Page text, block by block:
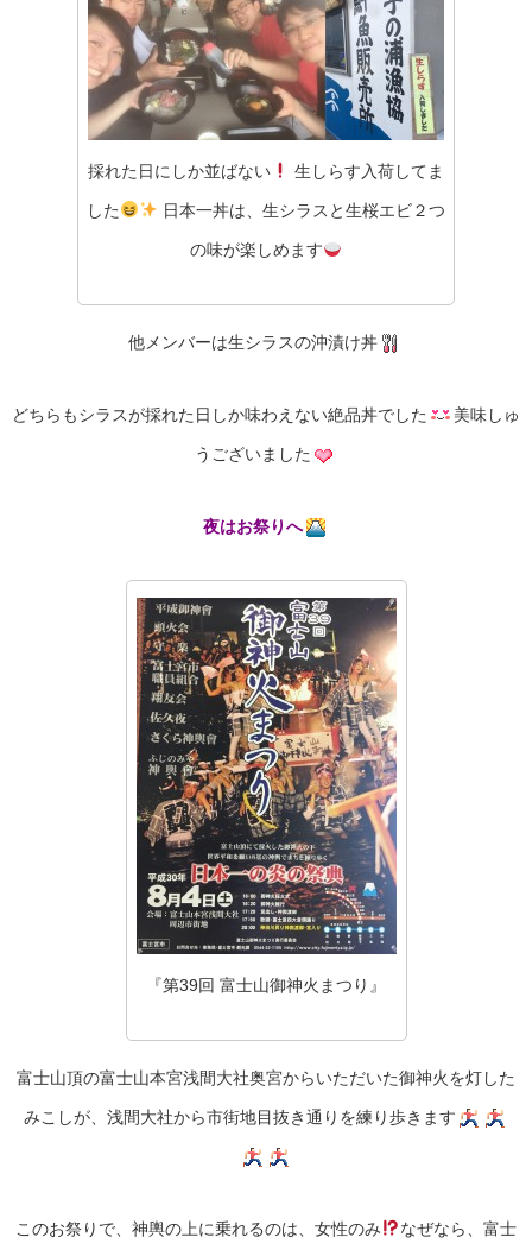
採れた日にしか並ばない 生しらす入荷してま
した 日本一丼は、生シラスと生桜エビ２つ
の味が楽しめます
他メンバーは生シラスの沖漬け丼
どちらもシラスが採れた日しか味わえない絶品丼でした 美味しゅ
うございました
夜はお祭りへ
『第39回 富士山御神火まつり』
富士山頂の富士山本宮浅間大社奥宮からいただいた御神火を灯した
みこしが、浅間大社から市街地目抜き通りを練り歩きます
このお祭りで、神輿の上に乗れるのは、女性のみ なぜなら、富士